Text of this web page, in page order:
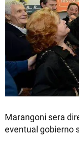
Marangoni sera
eventual gobierno